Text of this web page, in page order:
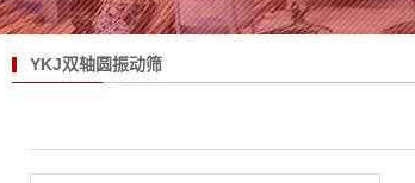
YKJ双轴圆振动筛